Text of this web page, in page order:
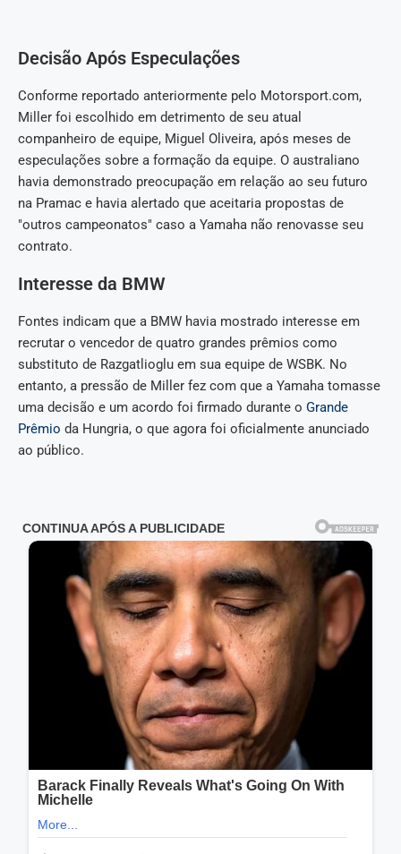
Decisão Após Especulações
Conforme reportado anteriormente pelo Motorsport.com,
Miller foi escolhido em detrimento de seu atual
companheiro de equipe, Miguel Oliveira, após meses de
especulações sobre a formação da equipe. O australiano
havia demonstrado preocupação em relação ao seu futuro
na Pramac e havia alertado que aceitaria propostas de
"outros campeonatos" caso a Yamaha não renovasse seu
contrato.
Interesse da BMW
Fontes indicam que a BMW havia mostrado interesse em
recrutar o vencedor de quatro grandes prêmios como
substituto de Razgatlioglu em sua equipe de WSBK. No
entanto, a pressão de Miller fez com que a Yamaha tomasse
uma decisão e um acordo foi firmado durante o Grande
Prêmio da Hungria, o que agora foi oficialmente anunciado
ao público.